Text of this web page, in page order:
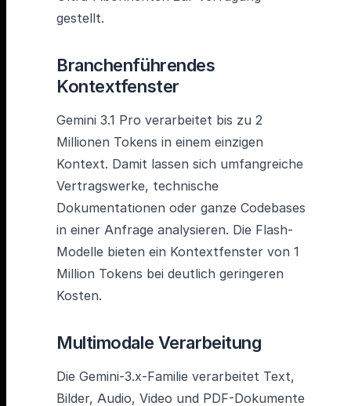
gestellt.
Branchenführendes
Kontextfenster
Gemini 3.1 Pro verarbeitet bis zu 2
Millionen Tokens in einem einzigen
Kontext. Damit lassen sich umfangreiche
Vertragswerke, technische
Dokumentationen oder ganze Codebases
in einer Anfrage analysieren. Die Flash-
Modelle bieten ein Kontextfenster von 1
Million Tokens bei deutlich geringeren
Kosten.
Multimodale Verarbeitung
Die Gemini-3.x-Familie verarbeitet Text,
Bilder, Audio, Video und PDF-Dokumente